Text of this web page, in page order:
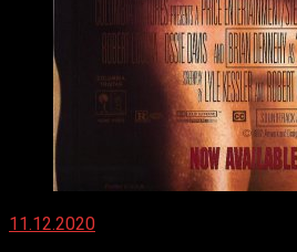
11.12.2020